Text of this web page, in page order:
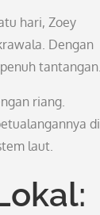
hari, Zoey
Dengan
tantangan.
riang.
di
laut.